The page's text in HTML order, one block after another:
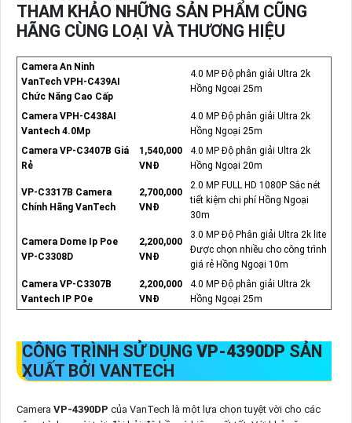
THAM KHẢO NHỮNG SẢN PHẨM CŨNG
HÃNG CÙNG LOẠI VÀ THƯƠNG HIỆU
Camera An Ninh
VanTech VPH-C439AI
Chức Năng Cao Cấp
4.0 MP Độ phân giải Ultra 2k
Hồng Ngoại 25m
Camera VPH-C438AI
Vantech 4.0Mp
4.0 MP Độ phân giải Ultra 2k
Hồng Ngoại 25m
Camera VP-C3407B Giá
Rẻ
1,540,000
VNĐ
4.0 MP Độ phân giải Ultra 2k
Hồng Ngoại 20m
VP-C3317B Camera
Chính Hãng VanTech
2,700,000
VNĐ
2.0 MP FULL HD 1080P Sắc nét
tiết kiệm chi phí Hồng Ngoại
30m
Camera Dome Ip Poe
VP-C3308D
2,200,000
VNĐ
3.0 MP Độ Phân giải Ultra 2k lite
Được chọn nhiều cho công trình
giá rẻ Hồng Ngoại 10m
Camera VP-C3307B
Vantech IP POe
2,200,000
VNĐ
4.0 MP Độ phân giải Ultra 2k
Hồng Ngoại 25m
CÔNG TRÌNH SỬ DỤNG VP-4390DP SẢN
XUẤT BỞI VANTECH
Camera VP-4390DP của VanTech là một lựa chọn tuyệt vời cho các